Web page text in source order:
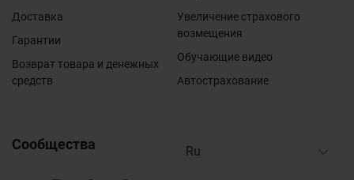
Доставка
Гарантии
Возврат товара и денежных
средств
Увеличение страхового
возмещения
Обучающие видео
Автострахование
Сообщества